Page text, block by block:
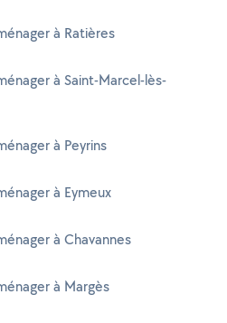
à Ratières
à Saint-Marcel-lès-
à Peyrins
à Eymeux
à Chavannes
à Margès